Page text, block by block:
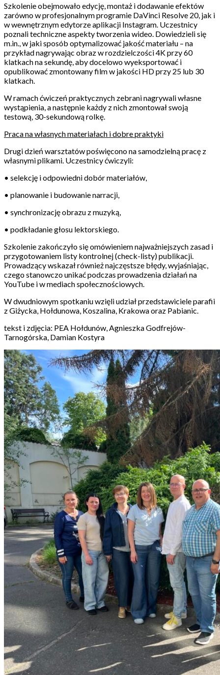
Szkolenie obejmowało edycję, montaż i dodawanie efektów
zarówno w profesjonalnym programie DaVinci Resolve 20, jak i
w wewnętrznym edytorze aplikacji Instagram. Uczestnicy
poznali techniczne aspekty tworzenia wideo. Dowiedzieli się
m.in., w jaki sposób optymalizować jakość materiału – na
przykład nagrywając obraz w rozdzielczości 4K przy 60
klatkach na sekundę, aby docelowo wyeksportować i
opublikować zmontowany film w jakości HD przy 25 lub 30
klatkach.
W ramach ćwiczeń praktycznych zebrani nagrywali własne
wystąpienia, a następnie każdy z nich zmontował swoją
testową, 30-sekundową rolkę.
Praca na własnych materiałach i dobre praktyki
Drugi dzień warsztatów poświęcono na samodzielną pracę z
własnymi plikami. Uczestnicy ćwiczyli:
• selekcję i odpowiedni dobór materiałów,
• planowanie i budowanie narracji,
• synchronizację obrazu z muzyką,
• podkładanie głosu lektorskiego.
Szkolenie zakończyło się omówieniem najważniejszych zasad i
przygotowaniem listy kontrolnej (check-listy) publikacji.
Prowadzący wskazał również najczęstsze błędy, wyjaśniając,
czego stanowczo unikać podczas prowadzenia działań na
YouTube i w mediach społecznościowych.
W dwudniowym spotkaniu wzięli udział przedstawiciele parafii
z Giżycka, Hołdunowa, Koszalina, Krakowa oraz Pabianic.
tekst i zdjęcia: PEA Hołdunów, Agnieszka Godfrejów-
Tarnogórska, Damian Kostyra